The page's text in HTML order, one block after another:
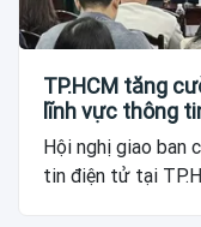
TP.HCM tăng
lĩnh vực thông
Hội nghị giao ban
tin điện tử tại